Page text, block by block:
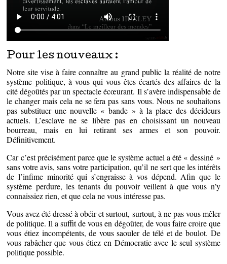
Pour les nouveaux :
Notre site vise à faire connaître au grand public la réalité de notre
système politique, à vous qui vous êtes écartés des affaires de la
cité dégoûtés par un spectacle écœurant. Il s’avère indispensable de
le changer mais cela ne se fera pas sans vous. Nous ne souhaitons
pas substituer une nouvelle « bande » à la place des décideurs
actuels. L’esclave ne se libère pas en choisissant un nouveau
bourreau, mais en lui retirant ses armes et son pouvoir.
Définitivement.
Car c’est précisément parce que le système actuel a été « dessiné »
sans votre avis, sans votre participation, qu’il ne sert que les intérêts
de l’infime minorité qui s’engraisse à vos dépend. Afin que le
système perdure, les tenants du pouvoir veillent à que vous n’y
connaissiez rien, et que cela ne vous intéresse pas.
Vous avez été dressé à obéir et surtout, surtout, à ne pas vous mêler
de politique. Il a suffit de vous en dégoûter, de vous faire croire que
vous étiez incompétents, de vous saouler de télé et de boulot. De
vous rabâcher que vous étiez en Démocratie avec le seul système
politique possible.